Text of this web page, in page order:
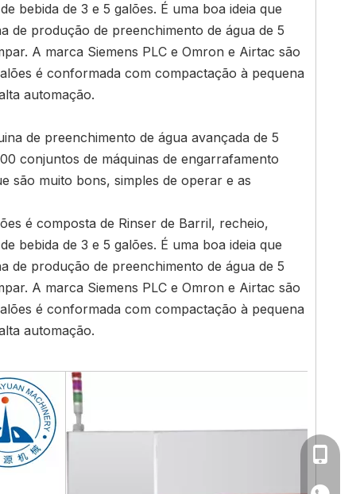
bebida de 3 e 5 galões. É uma boa ideia que
de produção de preenchimento de água de 5
A marca Siemens PLC e Omron e Airtac são
é conformada com compactação à pequena
automação.
de preenchimento de água avançada de 5
conjuntos de máquinas de engarrafamento
são muito bons, simples de operar e as
é composta de Rinser de Barril, recheio,
bebida de 3 e 5 galões. É uma boa ideia que
de produção de preenchimento de água de 5
A marca Siemens PLC e Omron e Airtac são
é conformada com compactação à pequena
automação.
0086-